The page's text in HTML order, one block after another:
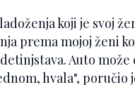
koji je svoj
prema mojoj ženi
Auto može
hvala", poručio